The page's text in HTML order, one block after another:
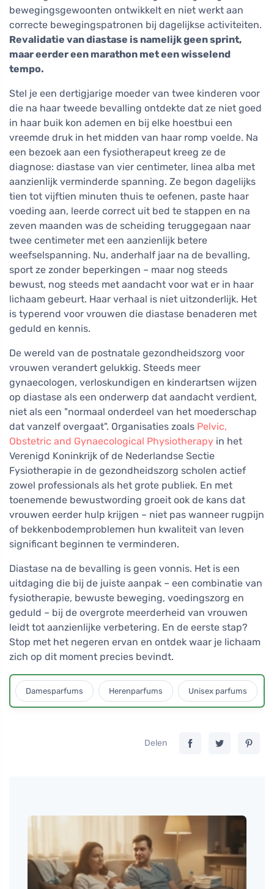
bewegingsgewoonten ontwikkelt en niet werkt aan
correcte bewegingspatronen bij dagelijkse activiteiten.
Revalidatie van diastase is namelijk geen sprint,
maar eerder een marathon met een wisselend
tempo.
Stel je een dertigjarige moeder van twee kinderen voor
die na haar tweede bevalling ontdekte dat ze niet goed
in haar buik kon ademen en bij elke hoestbui een
vreemde druk in het midden van haar romp voelde. Na
een bezoek aan een fysiotherapeut kreeg ze de
diagnose: diastase van vier centimeter, linea alba met
aanzienlijk verminderde spanning. Ze begon dagelijks
tien tot vijftien minuten thuis te oefenen, paste haar
voeding aan, leerde correct uit bed te stappen en na
zeven maanden was de scheiding teruggegaan naar
twee centimeter met een aanzienlijk betere
weefselspanning. Nu, anderhalf jaar na de bevalling,
sport ze zonder beperkingen – maar nog steeds
bewust, nog steeds met aandacht voor wat er in haar
lichaam gebeurt. Haar verhaal is niet uitzonderlijk. Het
is typerend voor vrouwen die diastase benaderen met
geduld en kennis.
De wereld van de postnatale gezondheidszorg voor
vrouwen verandert gelukkig. Steeds meer
gynaecologen, verloskundigen en kinderartsen wijzen
op diastase als een onderwerp dat aandacht verdient,
niet als een "normaal onderdeel van het moederschap
dat vanzelf overgaat". Organisaties zoals Pelvic,
Obstetric and Gynaecological Physiotherapy in het
Verenigd Koninkrijk of de Nederlandse Sectie
Fysiotherapie in de gezondheidszorg scholen actief
zowel professionals als het grote publiek. En met
toenemende bewustwording groeit ook de kans dat
vrouwen eerder hulp krijgen – niet pas wanneer rugpijn
of bekkenbodemproblemen hun kwaliteit van leven
significant beginnen te verminderen.
Diastase na de bevalling is geen vonnis. Het is een
uitdaging die bij de juiste aanpak – een combinatie van
fysiotherapie, bewuste beweging, voedingszorg en
geduld – bij de overgrote meerderheid van vrouwen
leidt tot aanzienlijke verbetering. En de eerste stap?
Stop met het negeren ervan en ontdek waar je lichaam
zich op dit moment precies bevindt.
Damesparfums Herenparfums Unisex parfums
Delen